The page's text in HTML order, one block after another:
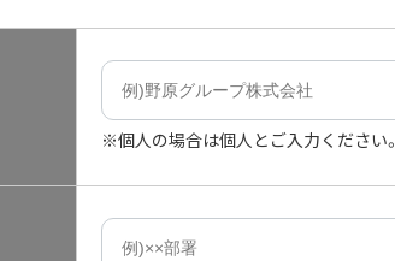
※個人の場合は個人とご入力ください。